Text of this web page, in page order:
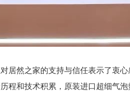
居然之家的支持与信任表示了衷
程和技术积累，原装进口超细气